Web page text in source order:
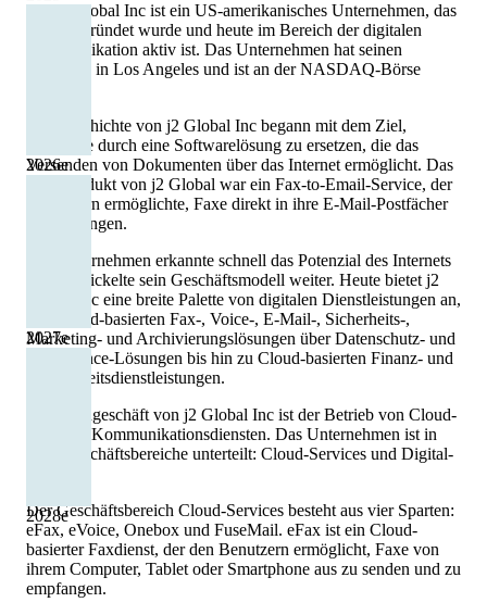
2026e
2027e
2028e
Die j2 Global Inc ist ein US-amerikanisches Unternehmen, das
1995 gegründet wurde und heute im Bereich der digitalen
Kommunikation aktiv ist. Das Unternehmen hat seinen
Hauptsitz in Los Angeles und ist an der NASDAQ-Börse
Die Geschichte von j2 Global Inc begann mit dem Ziel,
Faxgeräte durch eine Softwarelösung zu ersetzen, die das
Versenden von Dokumenten über das Internet ermöglicht. Das
erste Produkt von j2 Global war ein Fax-to-Email-Service, der
es Nutzern ermöglichte, Faxe direkt in ihre E-Mail-Postfächer
zu empfangen.
Das Unternehmen erkannte schnell das Potenzial des Internets
und entwickelte sein Geschäftsmodell weiter. Heute bietet j2
Global Inc eine breite Palette von digitalen Dienstleistungen an,
von Cloud-basierten Fax-, Voice-, E-Mail-, Sicherheits-,
Marketing- und Archivierungslösungen über Datenschutz- und
Compliance-Lösungen bis hin zu Cloud-basierten Finanz- und
Gesundheitsdienstleistungen.
Das Kerngeschäft von j2 Global Inc ist der Betrieb von Cloud-
basierten Kommunikationsdiensten. Das Unternehmen ist in
zwei Geschäftsbereiche unterteilt: Cloud-Services und Digital-
Der Geschäftsbereich Cloud-Services besteht aus vier Sparten:
eFax, eVoice, Onebox und FuseMail. eFax ist ein Cloud-
basierter Faxdienst, der den Benutzern ermöglicht, Faxe von
ihrem Computer, Tablet oder Smartphone aus zu senden und zu
empfangen.